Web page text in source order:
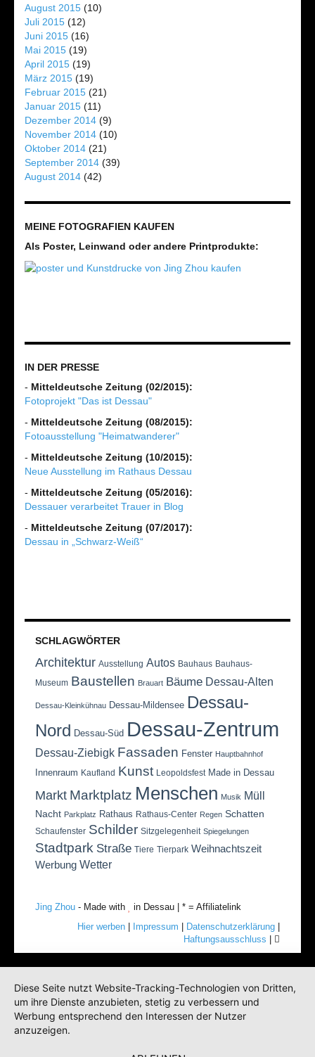
August 2015 (10)
Juli 2015 (12)
Juni 2015 (16)
Mai 2015 (19)
April 2015 (19)
März 2015 (19)
Februar 2015 (21)
Januar 2015 (11)
Dezember 2014 (9)
November 2014 (10)
Oktober 2014 (21)
September 2014 (39)
August 2014 (42)
MEINE FOTOGRAFIEN KAUFEN
Als Poster, Leinwand oder andere Printprodukte:
IN DER PRESSE
- Mitteldeutsche Zeitung (02/2015):
Fotoprojekt "Das ist Dessau"
- Mitteldeutsche Zeitung (08/2015):
Fotoausstellung "Heimatwanderer"
- Mitteldeutsche Zeitung (10/2015):
Neue Ausstellung im Rathaus Dessau
- Mitteldeutsche Zeitung (05/2016):
Dessauer verarbeitet Trauer in Blog
- Mitteldeutsche Zeitung (07/2017):
Dessau in „Schwarz-Weiß“
SCHLAGWÖRTER
Architektur Ausstellung Autos Bauhaus Bauhaus-
Museum Baustellen Brauart Bäume Dessau-Alten
Dessau-Kleinkühnau Dessau-Mildensee Dessau-
Nord Dessau-Süd Dessau-Zentrum
Dessau-Ziebigk Fassaden Fenster Hauptbahnhof
Innenraum Kaufland Kunst Leopoldsfest Made in Dessau
Markt Marktplatz Menschen Musik Müll
Nacht Parkplatz Rathaus Rathaus-Center Regen Schatten
Schaufenster Schilder Sitzgelegenheit Spiegelungen
Stadtpark Straße Tiere Tierpark Weihnachtszeit
Werbung Wetter
Jing Zhou - Made with
in Dessau | * = Affiliatelink
Hier werben
Impressum Datenschutzerklärung
Haftungsausschluss
Diese Seite nutzt Website-Tracking-Technologien von Dritten,
um ihre Dienste anzubieten, stetig zu verbessern und
Werbung entsprechend den Interessen der Nutzer
anzuzeigen.